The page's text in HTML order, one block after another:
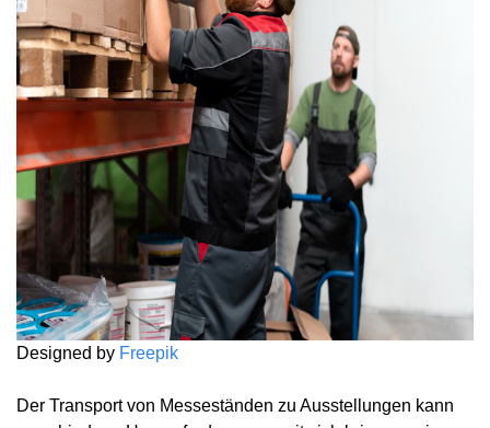
Designed by Freepik
Der Transport von Messeständen zu Ausstellungen kann